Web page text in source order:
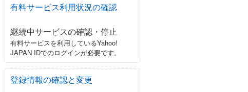
有料サービス利用状況の確認
継続中サービスの確認・停止
有料サービスを利用しているYahoo!
JAPAN IDでのログインが必要です。
登録情報の確認と変更